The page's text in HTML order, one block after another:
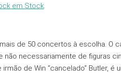
em Stock.
de 50 concertos à escolha. O
necessariamente de figuras
de Win “cancelado” Butler,